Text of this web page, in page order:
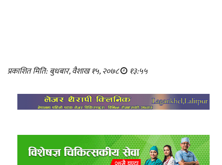
प्रकाशित मिति: बुधबार, वैशाख १५, २०७८ १३:५५